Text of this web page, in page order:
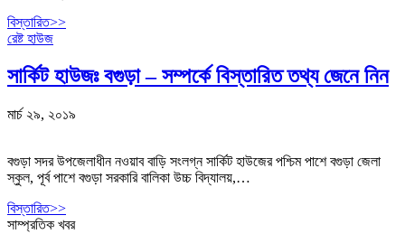
বিস্তারিত>>
রেষ্ট হাউজ
সার্কিট হাউজঃ বগুড়া – সম্পর্কে বিস্তারিত তথ্য জেনে নিন
মার্চ ২৯, ২০১৯
বগুড়া সদর উপজেলাধীন নওয়াব বাড়ি সংলগ্ন সার্কিট হাউজের পশ্চিম পাশে বগুড়া জেলা
স্কুল, পূর্ব পাশে বগুড়া সরকারি বালিকা উচ্চ বিদ্যালয়,…
বিস্তারিত>>
সাম্প্রতিক খবর